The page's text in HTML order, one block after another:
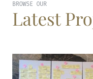
BROWSE OUR
Latest